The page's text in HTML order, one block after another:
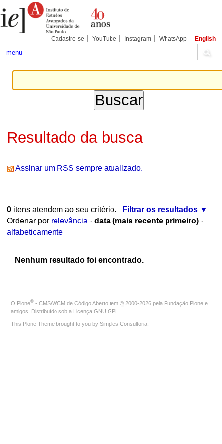
para
conteúdo.
Pessoais
Cadastre-se YouTube Instagram WhatsApp English
menu
Resultado da busca
Assinar um RSS sempre atualizado.
0itens atendem ao seu critério.
Filtrar os resultados
Ordenar por relevância · data (mais recente primeiro) ·
alfabeticamente
Nenhum resultado foi encontrado.
O Plone® - CMS/WCM de Código Aberto tem © 2000-2026 pela Fundação Plone e
amigos. Distribuído sob a Licença GNU GPL
This Plone Theme brought to you by Simples Consultoria